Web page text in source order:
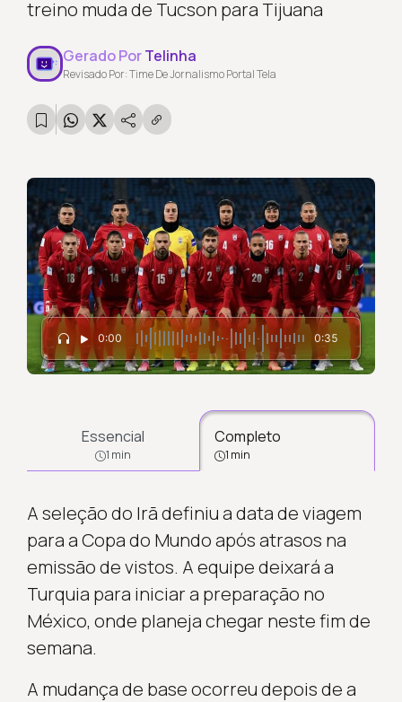
treino muda de Tucson para Tijuana
Gerado PorTelinha
Revisado Por: Time De Jornalismo Portal Tela
0:00 0:35
Essencial
1 min
Completo
1 min
A seleção do Irã definiu a data de viagem
para a Copa do Mundo após atrasos na
emissão de vistos. A equipe deixará a
Turquia para iniciar a preparação no
México, onde planeja chegar neste fim de
semana.
A mudança de base ocorreu depois de a